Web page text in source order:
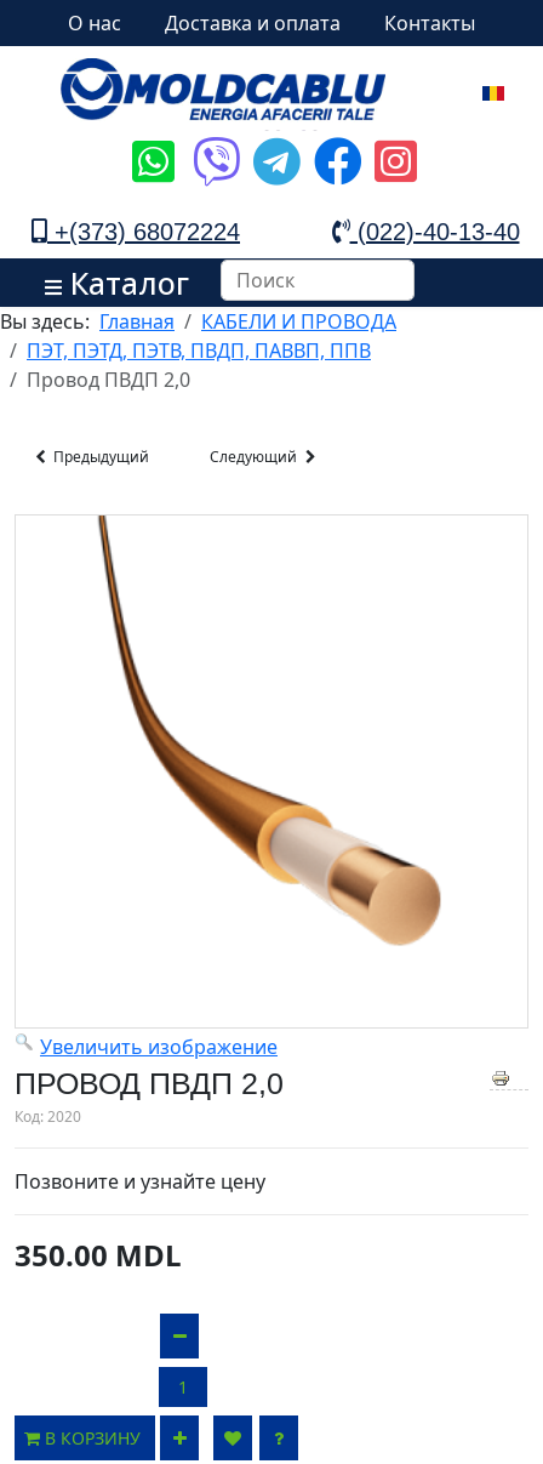
О нас Доставка и оплата Контакты
+(373) 68072224 (022)-40-13-40
Каталог
Вы здесь: Главная
КАБЕЛИ И ПРОВОДА
ПЭТ, ПЭТД, ПЭТВ, ПВДП, ПАВВП, ППВ
Провод ПВДП 2,0
Предыдущий Следующий
Увеличить изображение
ПРОВОД ПВДП 2,0
Код:2020
Позвоните и узнайте цену
350.00 MDL
В КОРЗИНУ